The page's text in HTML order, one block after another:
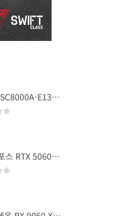
ASUS ESC8000A-E13 (RTX PRO 5000 Blackwell x2)
PNY 지포스 RTX 5060 OC D7 8GB Dual Fan